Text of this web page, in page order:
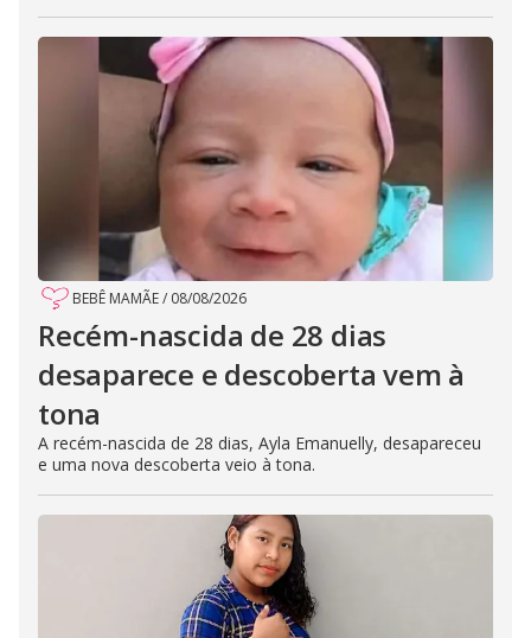
BEBÊ MAMÃE/ 08/08/2026
Recém-nascida de 28 dias
desaparece e descoberta vem à
tona
A recém-nascida de 28 dias, Ayla Emanuelly, desapareceu
e uma nova descoberta veio à tona.